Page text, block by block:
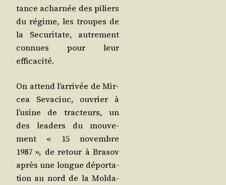
tance achar­née des piliers
du régime, les troupes de
la Secu­ri­tate, autre­ment
connues pour leur
efficacité.
On attend l’ar­ri­vée de Mir­
cea Seva­ciuc, ouvrier à
l’u­sine de trac­teurs, un
des lea­ders du mou­ve­
ment « 15 novembre
1987 », de retour à Bra­sov
après une longue dépor­ta­
tion au nord de la Mol­da­